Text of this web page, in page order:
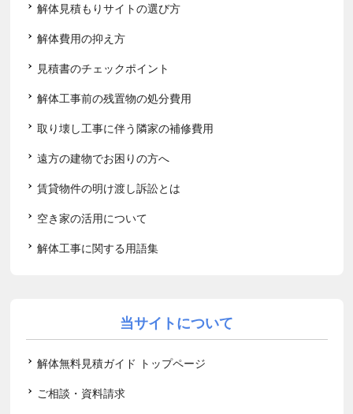
解体見積もりサイトの選び方
解体費用の抑え方
見積書のチェックポイント
解体工事前の残置物の処分費用
取り壊し工事に伴う隣家の補修費用
遠方の建物でお困りの方へ
賃貸物件の明け渡し訴訟とは
空き家の活用について
解体工事に関する用語集
当サイトについて
解体無料見積ガイド トップページ
ご相談・資料請求